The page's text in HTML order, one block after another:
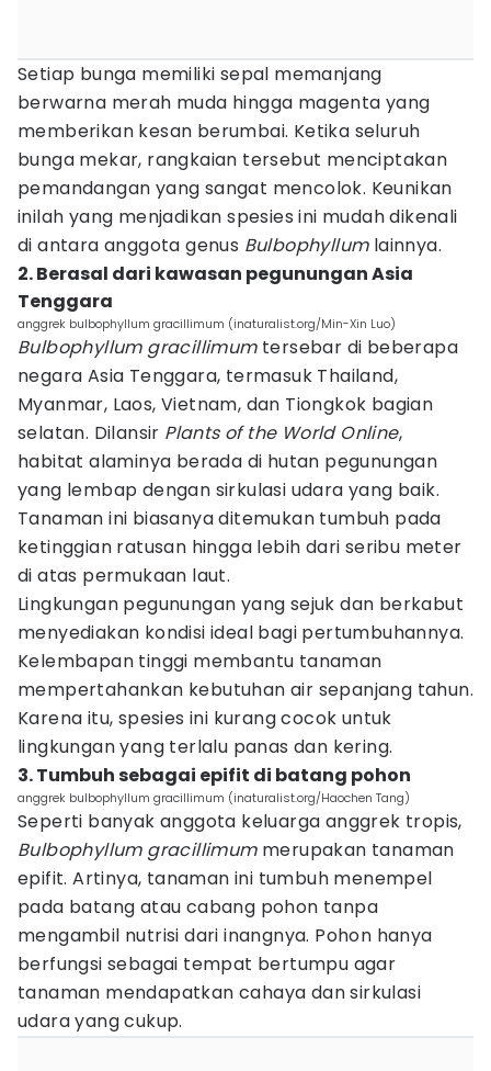
Setiap bunga memiliki sepal memanjang
berwarna merah muda hingga magenta yang
memberikan kesan berumbai. Ketika seluruh
bunga mekar, rangkaian tersebut menciptakan
pemandangan yang sangat mencolok. Keunikan
inilah yang menjadikan spesies ini mudah dikenali
di antara anggota genus Bulbophyllum lainnya.
2. Berasal dari kawasan pegunungan Asia
Tenggara
anggrek bulbophyllum gracillimum (inaturalist.org/Min-Xin Luo)
Bulbophyllum gracillimum tersebar di beberapa
negara Asia Tenggara, termasuk Thailand,
Myanmar, Laos, Vietnam, dan Tiongkok bagian
selatan. Dilansir Plants of the World Online,
habitat alaminya berada di hutan pegunungan
yang lembap dengan sirkulasi udara yang baik.
Tanaman ini biasanya ditemukan tumbuh pada
ketinggian ratusan hingga lebih dari seribu meter
di atas permukaan laut.
Lingkungan pegunungan yang sejuk dan berkabut
menyediakan kondisi ideal bagi pertumbuhannya.
Kelembapan tinggi membantu tanaman
mempertahankan kebutuhan air sepanjang tahun.
Karena itu, spesies ini kurang cocok untuk
lingkungan yang terlalu panas dan kering.
3. Tumbuh sebagai epifit di batang pohon
anggrek bulbophyllum gracillimum (inaturalist.org/Haochen Tang)
Seperti banyak anggota keluarga anggrek tropis,
Bulbophyllum gracillimum merupakan tanaman
epifit. Artinya, tanaman ini tumbuh menempel
pada batang atau cabang pohon tanpa
mengambil nutrisi dari inangnya. Pohon hanya
berfungsi sebagai tempat bertumpu agar
tanaman mendapatkan cahaya dan sirkulasi
udara yang cukup.